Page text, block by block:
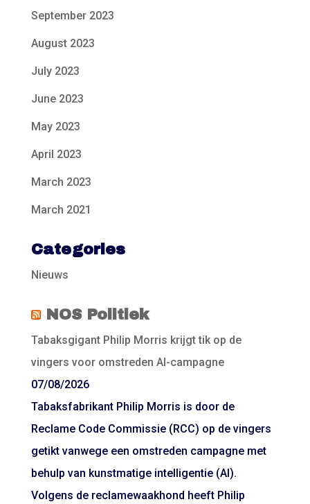
September 2023
August 2023
July 2023
June 2023
May 2023
April 2023
March 2023
March 2021
Categories
Nieuws
NOS Politiek
Tabaksgigant Philip Morris krijgt tik op de
vingers voor omstreden AI-campagne
07/08/2026
Tabaksfabrikant Philip Morris is door de
Reclame Code Commissie (RCC) op de vingers
getikt vanwege een omstreden campagne met
behulp van kunstmatige intelligentie (AI).
Volgens de reclamewaakhond heeft Philip